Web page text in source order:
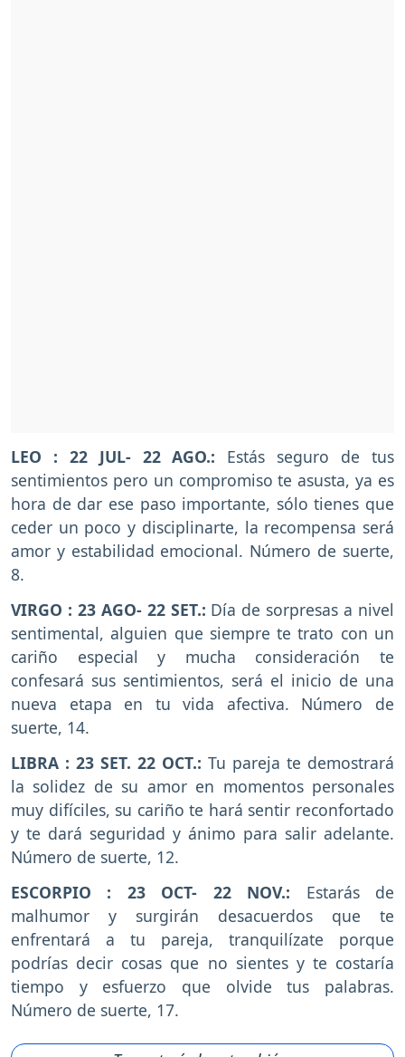
LEO : 22 JUL- 22 AGO.: Estás seguro de tus
sentimientos pero un compromiso te asusta, ya es
hora de dar ese paso importante, sólo tienes que
ceder un poco y disciplinarte, la recompensa será
amor y estabilidad emocional. Número de suerte,
8.
VIRGO : 23 AGO- 22 SET.: Día de sorpresas a nivel
sentimental, alguien que siempre te trato con un
cariño especial y mucha consideración te
confesará sus sentimientos, será el inicio de una
nueva etapa en tu vida afectiva. Número de
suerte, 14.
LIBRA : 23 SET. 22 OCT.: Tu pareja te demostrará
la solidez de su amor en momentos personales
muy difíciles, su cariño te hará sentir reconfortado
y te dará seguridad y ánimo para salir adelante.
Número de suerte, 12.
ESCORPIO : 23 OCT- 22 NOV.: Estarás de
malhumor y surgirán desacuerdos que te
enfrentará a tu pareja, tranquilízate porque
podrías decir cosas que no sientes y te costaría
tiempo y esfuerzo que olvide tus palabras.
Número de suerte, 17.